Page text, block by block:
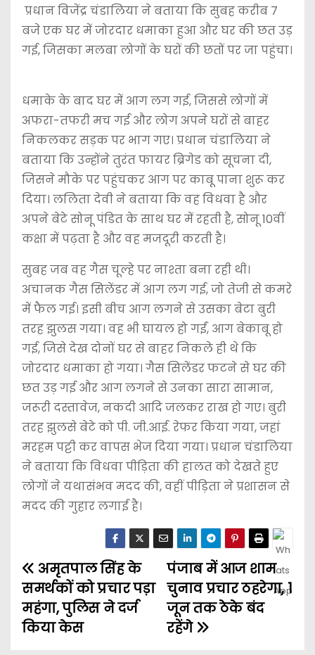
प्रधान विजेंद्र चंडालिया ने बताया कि सुबह करीब 7
बजे एक घर में जोरदार धमाका हुआ और घर की छत उड़
गई, जिसका मलबा लोगों के घरों की छतों पर जा पहुंचा।
धमाके के बाद घर में आग लग गई, जिससे लोगों में
अफरा-तफरी मच गई और लोग अपने घरों से बाहर
निकलकर सड़क पर भाग गए। प्रधान चंडालिया ने
बताया कि उन्होंने तुरंत फायर ब्रिगेड को सूचना दी,
जिसने मौके पर पहुंचकर आग पर काबू पाना शुरू कर
दिया। ललिता देवी ने बताया कि वह विधवा है और
अपने बेटे सोनू पंडित के साथ घर में रहती है, सोनू 10वीं
कक्षा में पढ़ता है और वह मजदूरी करती है।
सुबह जब वह गैस चूल्हे पर नाश्ता बना रही थी।
अचानक गैस सिलेंडर में आग लग गई, जो तेजी से कमरे
में फैल गई। इसी बीच आग लगने से उसका बेटा बुरी
तरह झुलस गया। वह भी घायल हो गईं, आग बेकाबू हो
गई, जिसे देख दोनों घर से बाहर निकले ही थे कि
जोरदार धमाका हो गया। गैस सिलेंडर फटने से घर की
छत उड़ गई और आग लगने से उनका सारा सामान,
जरूरी दस्तावेज, नकदी आदि जलकर राख हो गए। बुरी
तरह झुलसे बेटे को पी. जी.आई. रेफर किया गया, जहां
मरहम पट्टी कर वापस भेज दिया गया। प्रधान चंडालिया
ने बताया कि विधवा पीड़िता की हालत को देखते हुए
लोगों ने यथासंभव मदद की, वहीं पीड़िता ने प्रशासन से
मदद की गुहार लगाई है।
पंजाब में आज शाम
चुनाव प्रचार ठहरेगा, 1
जून तक ठेके बंद
रहेंगे
अमृतपाल सिंह के
समर्थकों को प्रचार पड़ा
महंगा, पुलिस ने दर्ज
किया केस